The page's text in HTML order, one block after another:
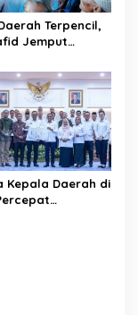
Terpencil,
Jemput
Ada Wilayah
Kepala Daerah di